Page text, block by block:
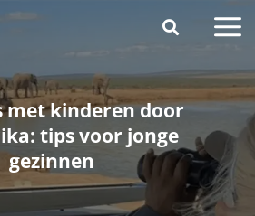
met kinderen door
tips voor jonge
gezinnen